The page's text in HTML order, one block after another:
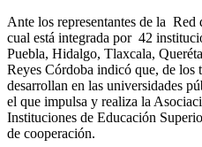
Ante los representantes de la
cual está integrada por 42
Puebla, Hidalgo, Tlaxcala,
Reyes Córdoba indicó que, de los
desarrollan en las universidades
el que impulsa y realiza la
Instituciones de Educación
de cooperación.